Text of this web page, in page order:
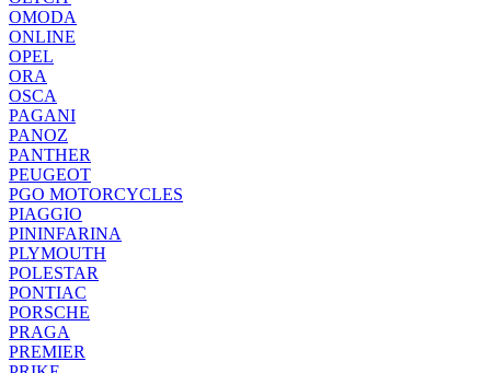
OMODA
ONLINE
OPEL
ORA
OSCA
PAGANI
PANOZ
PANTHER
PEUGEOT
PGO MOTORCYCLES
PIAGGIO
PININFARINA
PLYMOUTH
POLESTAR
PONTIAC
PORSCHE
PRAGA
PREMIER